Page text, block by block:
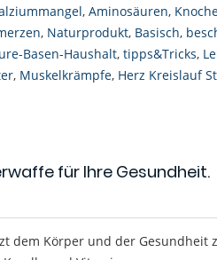
, Aminosäuren,
, Naturprodukt, Basisch,
Basen-Haushalt, tipps&Tricks,
, Muskelkrämpfe, Herz Kreislauf
für Ihre Gesundheit.
dem Körper und der Gesundheit